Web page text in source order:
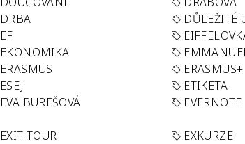
DRBA
DŮLEŽITÉ
EF
EKONOMIKA
ERASMUS
ERASMUS+
ESEJ
ETIKETA
EVA BUREŠOVÁ
EVERNOTE
EXIT TOUR
EXKURZE